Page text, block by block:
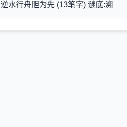
逆水行舟胆为先 (13笔字) 谜底:溯